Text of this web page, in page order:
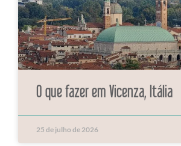
O que fazer em Vicenza, Itália
25 de julho de 2026